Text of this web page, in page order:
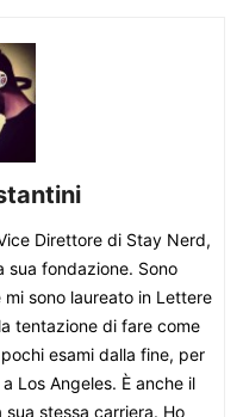
Direttore di Stay Nerd,
fondazione. Sono
sono laureato in Lettere
tentazione di fare come
esami dalla fine, per
Los Angeles. È anche il
stessa carriera. Ho